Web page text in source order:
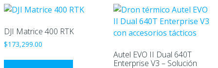
DJI Matrice 400 RTK
$173,299.00
Autel EVO II Dual 640T
Enterprise V3 – Solución